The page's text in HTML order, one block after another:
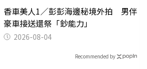
香車美人1／彭彭海邊秘境外拍 男伴
豪車接送還祭「鈔能力」
2026-08-04
Recommended by